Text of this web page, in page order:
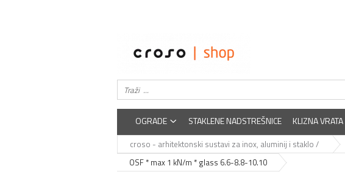
Balustrade od nehrđajućeg čelika
OGRADE STAKLENE NADSTREŠNICE KLIZNA VRATA
croso - arhitektonski sustavi za inox, aluminij i staklo /
OSF * max 1 kN/m * glass 6.6-8.8-10.10